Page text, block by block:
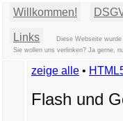
Willkommen!
Links
Diese Webseite
Sie wollen uns verlinken? Ja gerne,
zeige alle •
Flash und